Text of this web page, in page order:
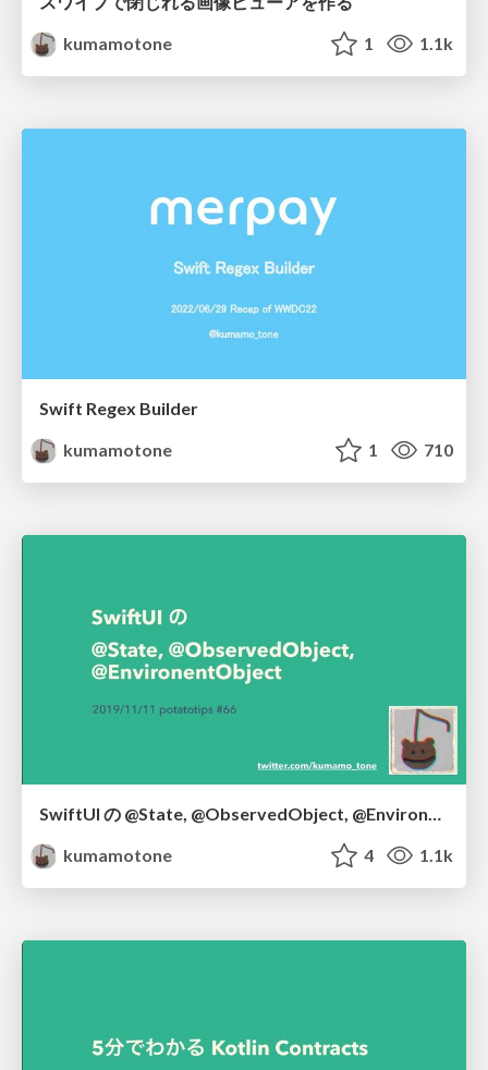
kumamotone
1 1.1k
Swift Regex Builder
kumamotone
1 710
SwiftUI の @State, @ObservedObject, @EnvironmentObject
kumamotone
4 1.1k